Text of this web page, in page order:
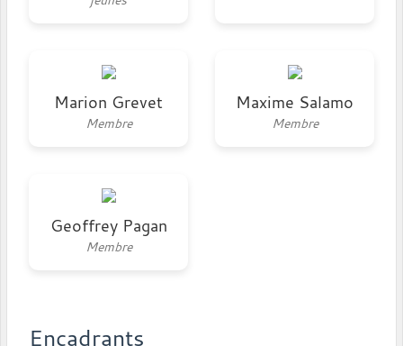
Marion Grevet
Membre
Maxime Salamo
Membre
Geoffrey Pagan
Membre
Encadrants